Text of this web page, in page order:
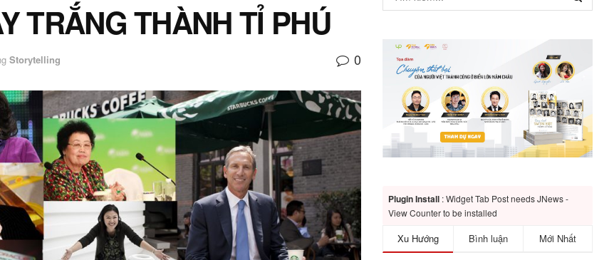
TRẮNG THÀNH TỈ PHÚ
Storytelling 0
Plugin Install : Widget Tab Post needs JNews -
View Counter to be installed
Xu Hướng Bình luận Mới Nhất